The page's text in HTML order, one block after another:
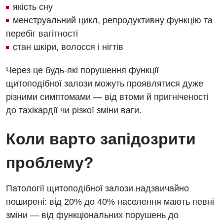
Заходи БПР
Інтернатура
Енциклопедія
Відгуки
Діагностика
Діагностичне відділення
Ендоскопічне відділення
Інструментальна діагностика
Рентгенографія
Для дорослих
Алергологія, імунологія
Андрологія
Безоплатні послуги
Декларування
Українська
якість сну
менструальний цикл, репродуктивну функцію та
перебіг вагітності
стан шкіри, волосся і нігтів
Через це будь-які порушення функції
щитоподібної залози можуть проявлятися дуже
різними симптомами — від втоми й пригніченості
до тахікардії чи різкої зміни ваги.
Коли варто запідозрити
проблему?
Патології щитоподібної залози надзвичайно
поширені: від 20% до 40% населення мають певні
зміни — від функціональних порушень до